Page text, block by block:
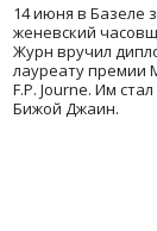
14 июня в Базеле
женевский
Журн вручил
лауреату премии
F.P. Journe. Им
Бижой Джаин.